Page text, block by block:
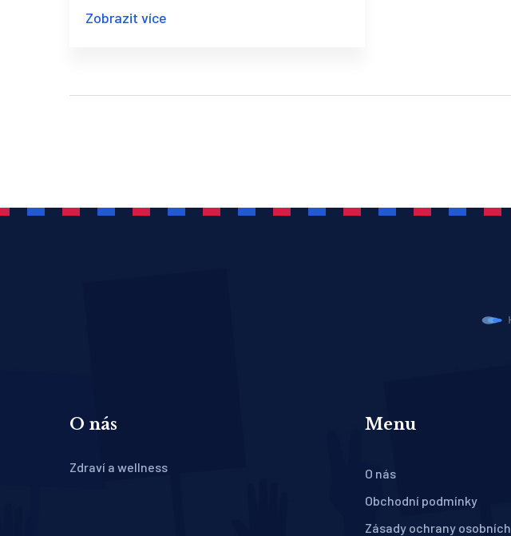
studií, abych vám pomohl lépe porozumět
odpočinek, který relaxační masáž nabízí,
Zobrazit více
O nás
Zdraví a wellness
Menu
O nás
Obchodní podmínky
Zásady ochrany osobních